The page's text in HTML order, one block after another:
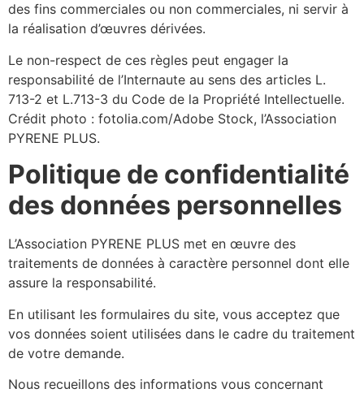
des fins commerciales ou non commerciales, ni servir à
la réalisation d’œuvres dérivées.
Le non-respect de ces règles peut engager la
responsabilité de l’Internaute au sens des articles L.
713-2 et L.713-3 du Code de la Propriété Intellectuelle.
Crédit photo : fotolia.com/Adobe Stock, l’Association
PYRENE PLUS.
Politique de confidentialité
des données personnelles
L’Association PYRENE PLUS met en œuvre des
traitements de données à caractère personnel dont elle
assure la responsabilité.
En utilisant les formulaires du site, vous acceptez que
vos données soient utilisées dans le cadre du traitement
de votre demande.
Nous recueillons des informations vous concernant